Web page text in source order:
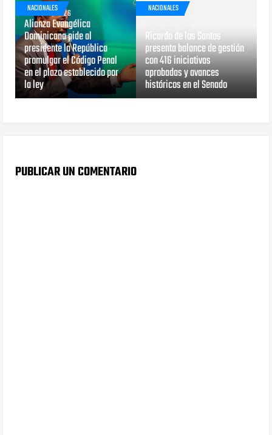
NACIONALES
JULIO 29, 2026
Alianza Evangélica
Dominicana pide al
presidente la República
promulgar el Código Penal
en el plazo establecido por
la ley
NACIONALES
Ricardo de los Santos
presenta balance de gestión
con 416 iniciativas
aprobadas y avances
históricos en el Senado
PUBLICAR UN COMENTARIO